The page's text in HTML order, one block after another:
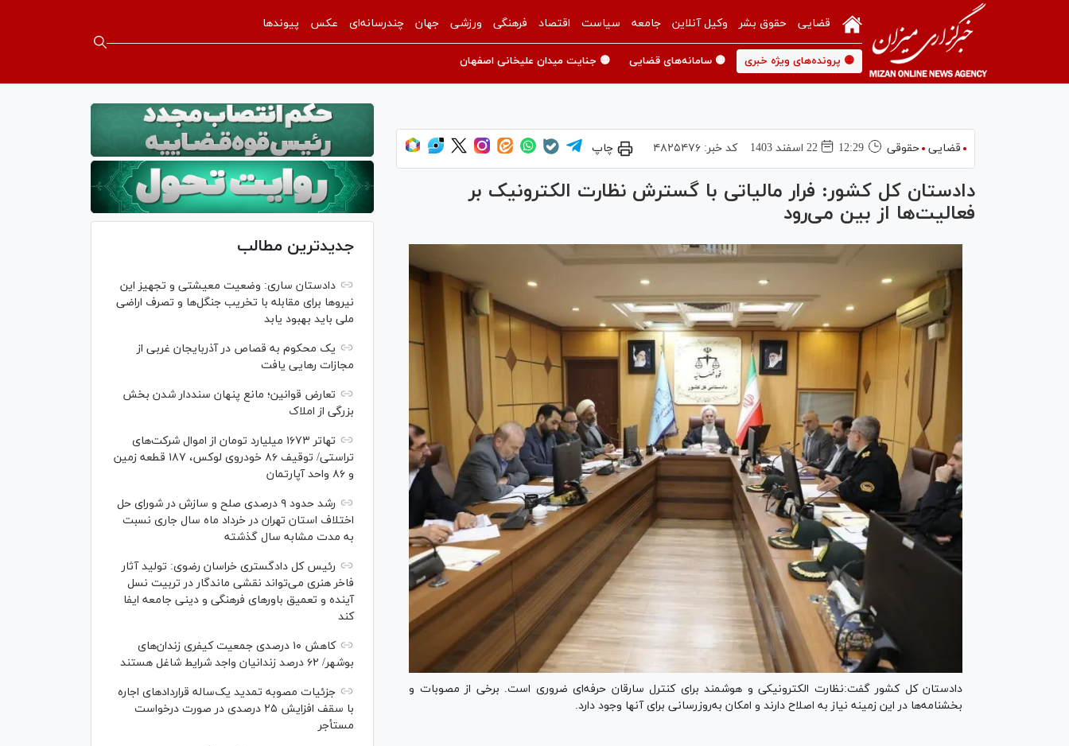
قضایی حقوق بشر وکیل آنلاین جامعه سیاست اقتصاد فرهنگی ورزشی جهان چندرسانه‌ای عکس پیوندها
🟡 پرونده‌های ویژه خبری 🟡 سامانه‌های قضایی 🟡 جنایت میدان علیخانی اصفهان
قضایی حقوقی 12:29 22 اسفند 1403 کد خبر:۴۸۲۵۴۷۶ چاپ
دادستان کل کشور: فرار مالیاتی با گسترش نظارت الکترونیک بر
فعالیت‌ها از بین می‌رود
دادستان کل کشور گفت:نظارت الکترونیکی و هوشمند برای کنترل سارقان حرفه‌ای ضروری است. برخی از مصوبات و
بخشنامه‌ها در این زمینه نیاز به اصلاح دارند و امکان به‌روز‌رسانی برای آنها وجود دارد.
جدیدترین مطالب
دادستان ساری: وضعیت معیشتی و تجهیز این
نیرو‌ها برای مقابله با تخریب جنگل‌ها و تصرف اراضی
ملی باید بهبود یابد
یک محکوم به قصاص در آذربایجان‌ غربی از
مجازات رهایی یافت
تعارض قوانین؛ مانع پنهان سنددار شدن بخش
بزرگی از املاک
تهاتر ۱۶۷۳ میلیارد تومان از اموال شرکت‌های
تراستی/ توقیف ۸۶ خودروی لوکس، ۱۸۷ قطعه زمین
و ۸۶ واحد آپارتمان
رشد حدود ۹ درصدی صلح و سازش در شورای حل
اختلاف استان تهران در خرداد ماه سال جاری نسبت
به مدت مشابه سال گذشته
رئیس کل دادگستری خراسان رضوی: تولید آثار
فاخر هنری می‌تواند نقشی ماندگار در تربیت نسل
آینده و تعمیق باور‌های فرهنگی و دینی جامعه ایفا
کند
کاهش ۱۰ درصدی جمعیت کیفری زندان‌های
بوشهر/ ۶۲ درصد زندانیان واجد شرایط شاغل هستند
جزئیات مصوبه تمدید یک‌ساله قرارداد‌های اجاره
با سقف افزایش ۲۵ درصدی در صورت درخواست
مستأجر